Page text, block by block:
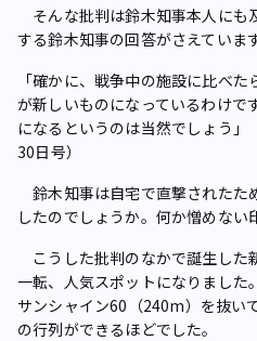
そんな批判は鈴木知事本人にも
する鈴木知事の回答がさえています
「確かに、戦争中の施設に比べ
が新しいものになっているわけで
になるというのは当然でしょう
30日号）
鈴木知事は自宅で直撃されたた
したのでしょうか。何か憎めない
こうした批判のなかで誕生した
一転、人気スポットになりました
サンシャイン60（240m）を抜い
の行列ができるほどでした。